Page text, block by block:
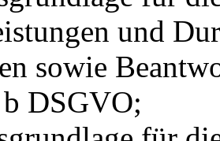
und
sowie
DSGVO;